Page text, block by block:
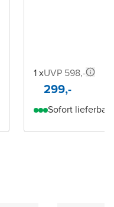
1 xUVP 598,-
299,-
Sofort lieferbar